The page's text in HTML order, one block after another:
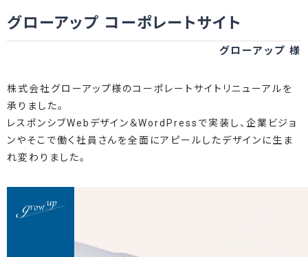
グローアップ コーポレートサイト
グローアップ 様
株式会社グローアップ様のコーポレートサイトリニューアルを
承りました。
レスポンシブWebデザイン＆WordPressで実装し、企業ビジョ
ンやそこで働く社員さんを全面にアピールしたデザインに生ま
れ変わりました。